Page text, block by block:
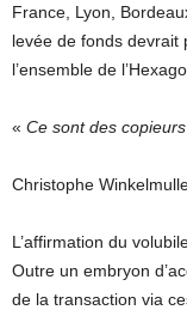
France, Lyon,
levée de fonds devrait
l’ensemble de
« Ce sont des
Christophe
L’affirmation du
Outre un embryon
de la transaction via